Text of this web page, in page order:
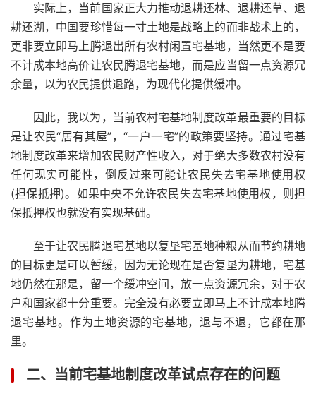
实际上，当前国家正大力推动退耕还林、退耕还草、退
耕还湖，中国要珍惜每一寸土地是战略上的而非战术上的，
更非要立即马上腾退出所有农村闲置宅基地，当然更不是要
不计成本地高价让农民腾退宅基地，而是应当留一点资源冗
余量，以为农民提供退路，为现代化提供缓冲。
因此，我以为，当前农村宅基地制度改革最重要的目标
是让农民“居有其屋”，“一户一宅”的政策要坚持。通过宅基
地制度改革来增加农民财产性收入，对于绝大多数农村没有
任何现实可能性，倒反过来可能让农民失去宅基地使用权
(担保抵押)。如果中央不允许农民失去宅基地使用权，则担
保抵押权也就没有实现基础。
至于让农民腾退宅基地以复垦宅基地种粮从而节约耕地
的目标更是可以暂缓，因为无论现在是否复垦为耕地，宅基
地仍然在那是，留一个缓冲空间，放一点资源冗余，对于农
户和国家都十分重要。完全没有必要立即马上不计成本地腾
退宅基地。作为土地资源的宅基地，退与不退，它都在那
里。
二、当前宅基地制度改革试点存在的问题